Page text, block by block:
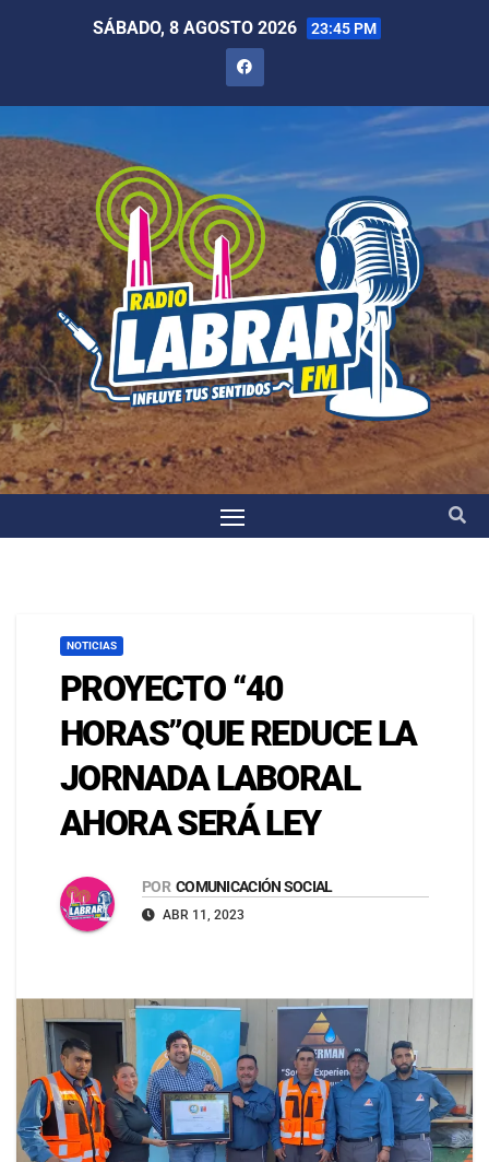
SÁBADO, 8 AGOSTO 2026 23:45 PM
NOTICIAS
PROYECTO “40
HORAS”QUE REDUCE LA
JORNADA LABORAL
AHORA SERÁ LEY
POR COMUNICACIÓN SOCIAL
ABR 11, 2023